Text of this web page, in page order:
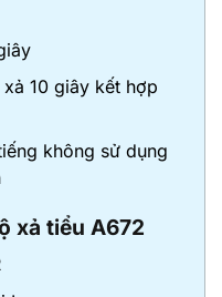
10 giây kết hợp
không sử dụng
xả tiểu A672